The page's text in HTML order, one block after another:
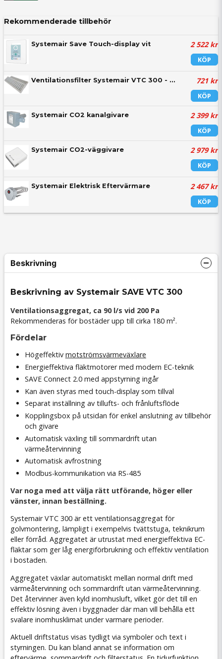
Rekommenderade tillbehör
Systemair Save Touch-display vit 2 522 kr
KÖP
Ventilationsfilter Systemair VTC 300 - Orginal 721 kr
KÖP
Systemair CO2 kanalgivare 2 399 kr
KÖP
Systemair CO2-väggivare 2 979 kr
KÖP
Systemair Elektrisk Eftervärmare 2 467 kr
KÖP
Beskrivning
Beskrivning av Systemair SAVE VTC 300
Ventilationsaggregat, ca 90 l/s vid 200 Pa
Rekommenderas för bostäder upp till cirka 180 m².
Fördelar
Högeffektiv motströmsvärmeväxlare
Energieffektiva fläktmotorer med modern EC-teknik
SAVE Connect 2.0 med appstyrning ingår
Kan även styras med touch-display som tillval
Separat inställning av tillufts- och frånluftsflöde
Kopplingsbox på utsidan för enkel anslutning av tillbehör
och givare
Automatisk växling till sommardrift utan
värmeåtervinning
Automatisk avfrostning
Modbus-kommunikation via RS-485
Var noga med att välja rätt utförande, höger eller
vänster, innan beställning.
Systemair VTC 300 är ett ventilationsaggregat för
golvmontering, lämpligt i exempelvis tvättstuga, teknikrum
eller förråd. Aggregatet är utrustat med energieffektiva EC-
fläktar som ger låg energiförbrukning och effektiv ventilation
i bostaden.
Aggregatet växlar automatiskt mellan normal drift med
värmeåtervinning och sommardrift utan värmeåtervinning.
Det återvinner även kyld inomhusluft, vilket gör det till en
effektiv lösning även i byggnader där man vill behålla ett
svalare inomhusklimat under varmare perioder.
Aktuell driftstatus visas tydligt via symboler och text i
styrningen. Du kan bland annat se information om